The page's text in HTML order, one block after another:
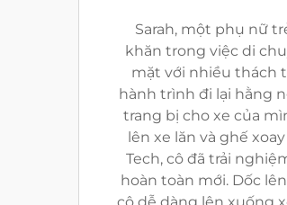
Sarah, một phụ nữ
khăn trong việc di
mặt với nhiều thách
hành trình đi lại hằng
trang bị cho xe của
lên xe lăn và ghế
Tech, cô đã trải
hoàn toàn mới. Dốc